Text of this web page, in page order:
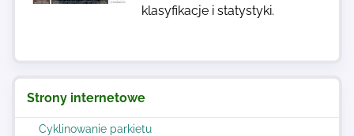
Strony internetowe
Cyklinowanie parkietu
klasyfikacje i statystyki.